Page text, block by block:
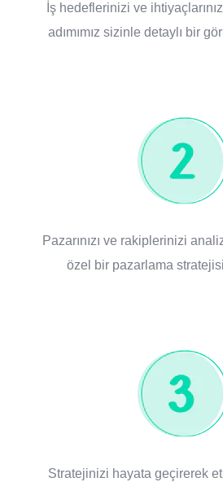
İş hedeflerinizi ve
adımımız sizinle detaylı bir
Pazarınızı ve rakiplerinizi
özel bir pazarlama
Stratejinizi hayata geçirerek